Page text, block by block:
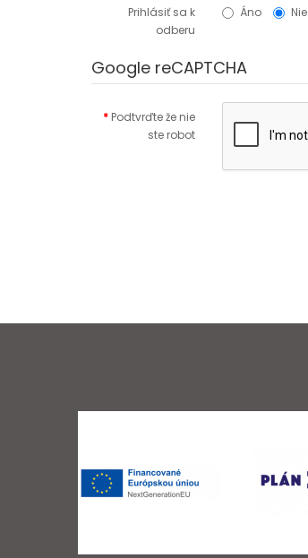
Prihlásiť sa k
odberu
Áno Nie
Google reCAPTCHA
Podtvrďte že nie
ste robot